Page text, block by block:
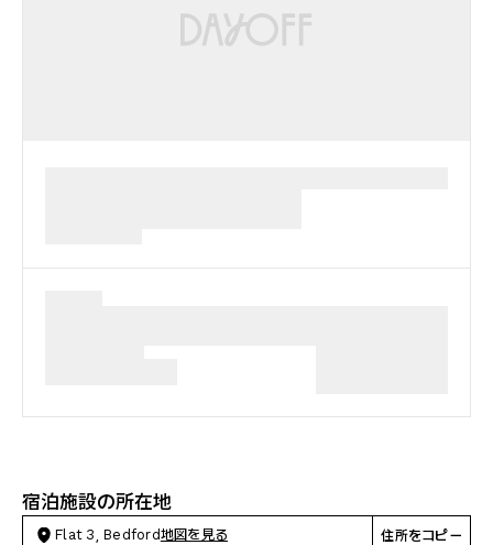
宿泊施設の所在地
Flat 3, Bedford地図を見る 住所をコピー